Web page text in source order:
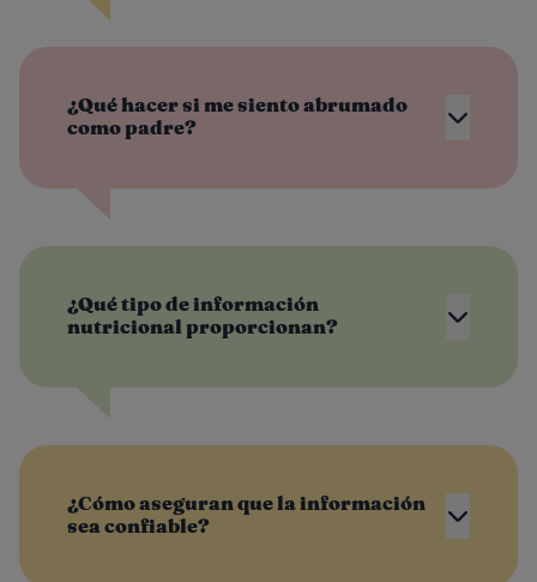
¿Qué hacer si me siento abrumado
como padre?
¿Qué tipo de información
nutricional proporcionan?
¿Cómo aseguran que la información
sea confiable?